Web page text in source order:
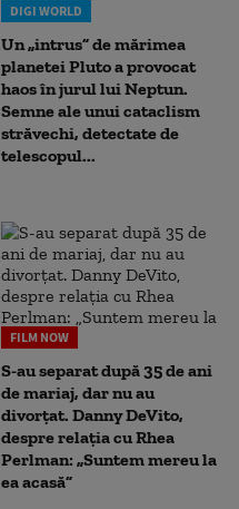
DIGI WORLD
Un „intrus” de mărimea
planetei Pluto a provocat
haos în jurul lui Neptun.
Semne ale unui cataclism
străvechi, detectate de
telescopul...
FILM NOW
S-au separat după 35 de ani
de mariaj, dar nu au
divorțat. Danny DeVito,
despre relația cu Rhea
Perlman: „Suntem mereu la
ea acasă”